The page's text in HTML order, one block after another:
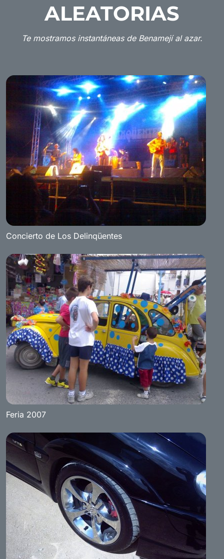
ALEATORIAS
Te mostramos instantáneas de Benamejí al azar.
Concierto de Los Delinqüentes
Feria 2007